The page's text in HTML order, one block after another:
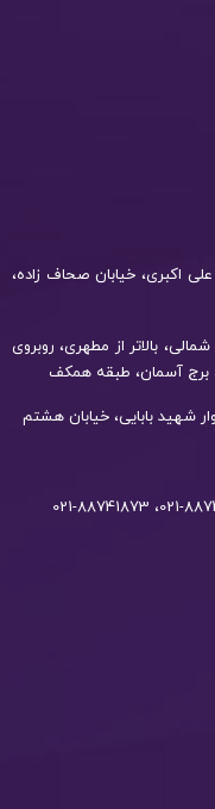
اکبری، خیابان صحاف زاده،
شمالی، بالاتر از مطهری، روبروی
شهید بابایی، خیابان هشتم